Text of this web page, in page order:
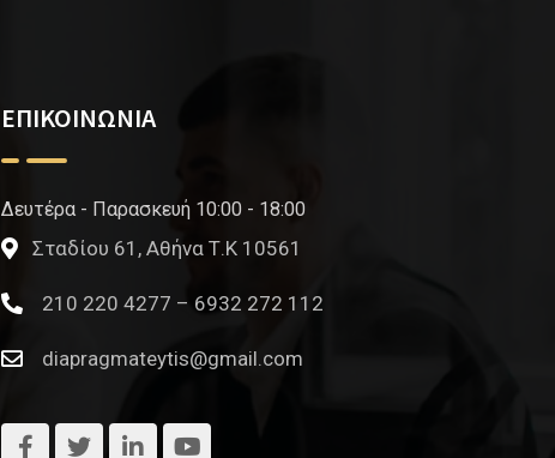
ΕΠΙΚΟΙΝΩΝΙΑ
Δευτέρα - Παρασκευή 10:00 - 18:00
Σταδίου 61, Αθήνα Τ.Κ 10561
210 220 4277 – 6932 272 112
diapragmateytis@gmail.com